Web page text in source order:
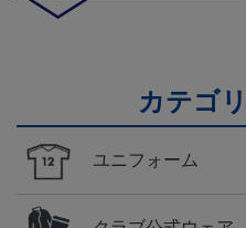
カテゴ
ユニフォーム